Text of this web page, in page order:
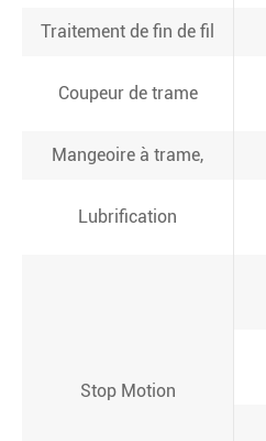
Traitement de fin de fil
Coupeur de trame
Mangeoire à trame,
Lubrification
Stop Motion